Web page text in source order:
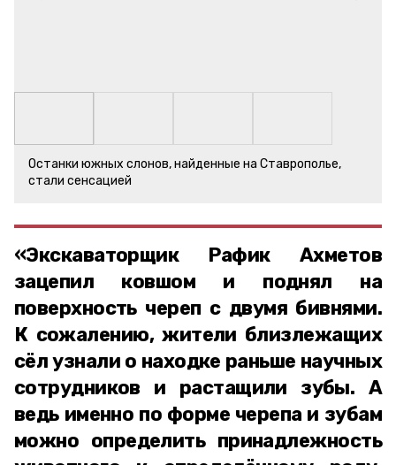
Останки южных слонов, найденные на Ставрополье,
стали сенсацией
«Экскаваторщик Рафик Ахметов
зацепил ковшом и поднял на
поверхность череп с двумя бивнями.
К сожалению, жители близлежащих
сёл узнали о находке раньше научных
сотрудников и растащили зубы. А
ведь именно по форме черепа и зубам
можно определить принадлежность